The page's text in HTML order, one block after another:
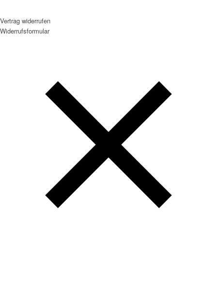
Vertrag widerrufen
Widerrufsformular